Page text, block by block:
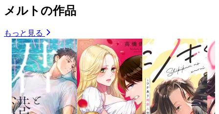
メルトの作品
もっと見る